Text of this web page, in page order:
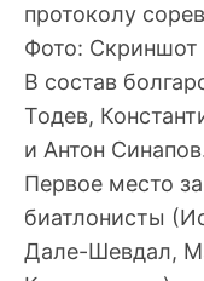
протоколу
Фото: Скриншот
В состав
Тодев,
и Антон
Первое место
биатлонисты
Дале-Шевдал,